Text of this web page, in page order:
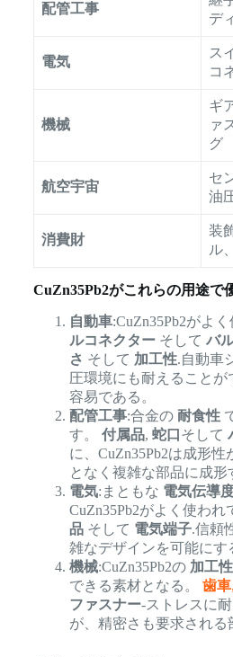
配管工事
デ
電気
ス
コ
機械
ギ
ァ
グ
航空宇宙
セ
油
消費財
装
ル
CuZn35Pb2がこれらの用途で
自動車:CuZn35Pb2がよ
ルコネクターそして バ
さ そして 加工性.自動車
圧環境にも耐えること
容易である。
配管工事:合金の 耐食性
す。 付属品, 蛇口 そして
に、CuZn35Pb2は成形
となく複雑な部品に成形
電気:まともな 電気伝導
CuZn35Pb2がよく使われ
品そして 電気端子.信頼
雑なデザインを可能にす
機械:CuZn35Pb2の 加工性
できる素材となる。
歯車,
ファスナー-ストレスに
が、精密さも要求される